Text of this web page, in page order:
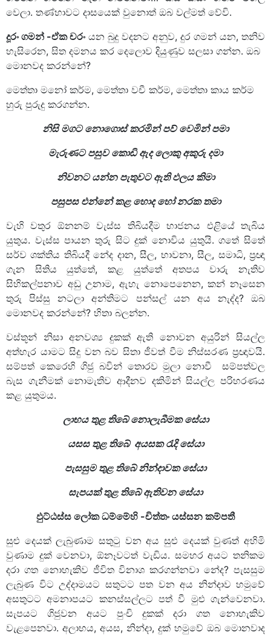
වෙලා. තණ්හාවට දාසයෙක් වුනොත් ඔබ වල්මත් වේවි.
දූරං ගමන් -ඒක චරං යන බුදු වදනට අනුව, දුර ගමන් යන, තනිව
හැසිරෙන, සිත දමනය කර දෙලොව දියුණුව සලසා ගන්න. ඔබ
මොනවද කරන්නේ?
මෙත්තා මනෝ කර්ම, මෙත්තා වචී කර්ම, මෙත්තා කාය කර්ම
හුරු පුරුදු කරගන්න.
නිසි මගට නොගොස් කරමින් පව් වෙමින් පමා
මැරුණට පසුව කොඩි ඇද ලොකු අකුරු දමා
නිවනට යන්න පැතුවට ඇති ඵලය කිමා
පසුපස එන්නේ කළ හොද හෝ නරක තමා
වැහි වතුර ඕනනම් වැස්ස තිබියදීම භාජනය එළියේ තැබිය
යුතුය. වැස්ස පායන තුරු සිට දුක් නොවිය යුතුයි. ගතේ සිතේ
සර්ව ශක්තිය තිබියදී නේද දාන, සීල, භාවනා, සීල, සමාධි, ප්‍රඥා
ගැන සිතිය යුත්තේ, කළ යුත්තේ අතපය වාරු නැතිව
සිහිකල්පනාව අඩු උනාම, ඇහැ නොපෙනෙන, කන් නෑසෙන
තුරු පිස්සු නටලා අන්තිමට පන්සල් යන අය නැද්ද? ඔබ
මොනවද කරන්නේ? හිතා බලන්න.
වස්තූන් නිසා අනවශ්‍ය දුකක් ඇති නොවන අයුරින් සියල්ල
අත්හැර යාමට සිදු වන බව සිතා ජීවත් වීම නිස්සරණ ප්‍රඥාවයි.
සම්පත් කෙරෙහි ගිජු බවින් තොරව මුලා නොවී සම්පත්වල
බැස ගැනීමක් නොමැතිව ආදීනව දකිමින් සියල්ල පරිහරණය
කළ යුතුමය.
ලාභය තුළ තිබේ නොලැබීමක සේයා
යසස තුළ තිබේ අයසක රැදි සේයා
පැසසුම තුළ තිබේ නින්දාවක සේයා
සැපයක් තුළ තිබේ ඇතිවන සේයා
ඵුට්ඨස්ස ලෝක ධම්මේහි -චිත්තං යස්සන කම්පතී
සුළු දෙයක් ලැබුණාම සතුටු වන අය සුළු දෙයක් වුණත් අහිමි
වුණාම දුක් වෙනවා, ඕනෑවටත් වැඩිය. සමහර අයට තනිකම
දරා ගත නොහැකිව ජීවිත විනාශ කරගන්නවා නේද? පැසසුම
ලැබුණ විට උද්දාමයට සතුටට පත වන අය නින්දාව හමුවේ
අසතුටට අමනාපයට කනස්සල්ලට පත් වී මුළු ගැන්වෙනවා.
සැපයට ගිජුවන අයට පුංචි දුකක් දරා ගත නොහැකිව
වැළපෙනවා. අලාභය, අයස, නින්දා, දුක් හමුවේ ඔබ මොනවාද